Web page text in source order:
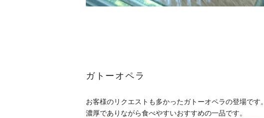
ガトーオペラ
お客様のリクエストも多かったガトーオペラの登場です。
濃厚でありながら食べやすいおすすめの一品です。